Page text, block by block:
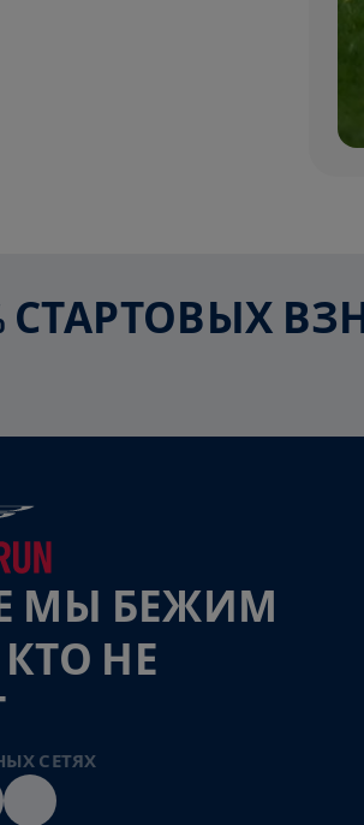
СТАРТОВЫХ
МЫ БЕЖИМ
КТО НЕ
СЕТЯХ